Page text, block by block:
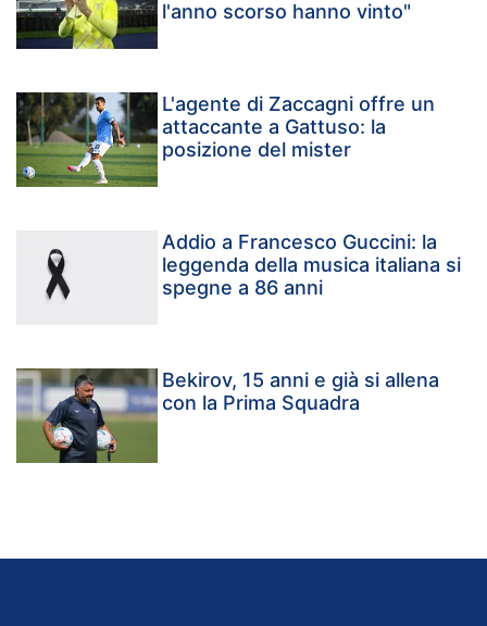
l'anno scorso hanno vinto"
L'agente di Zaccagni offre un
attaccante a Gattuso: la
posizione del mister
Addio a Francesco Guccini: la
leggenda della musica italiana si
spegne a 86 anni
Bekirov, 15 anni e già si allena
con la Prima Squadra